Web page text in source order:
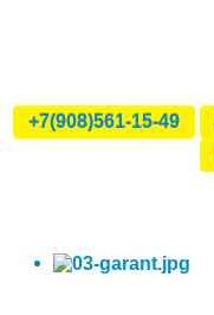
+7(908)561-15-49